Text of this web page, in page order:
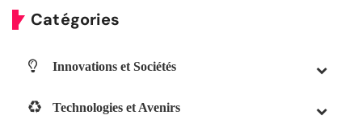
Catégories
Innovations et Sociétés
Technologies et Avenirs